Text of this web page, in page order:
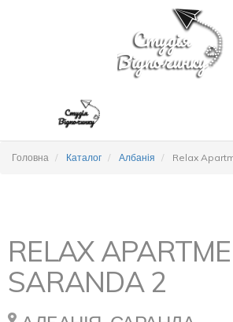
Головна Каталог Албанія
Relax
RELAX
SARANDA 2